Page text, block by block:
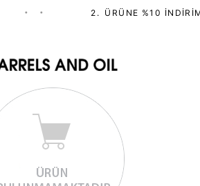
2.⁠ ⁠ÜRÜNE %10 İNDIRIM